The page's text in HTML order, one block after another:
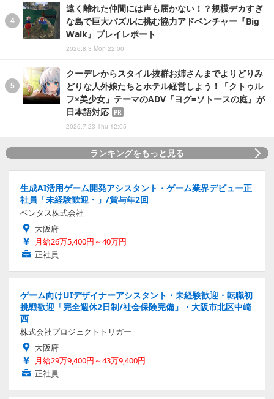
遠く離れた仲間には声も届かない！？規模デカすぎ
な島で巨大パズルに挑む協力アドベンチャー『Big
Walk』プレイレポート
2026.8.3 Mon 22:00
クーデレからスタイル抜群お姉さんまでよりどりみ
どりな人外娘たちとホテル経営しよう！「クトゥル
フ×美少女」テーマのADV『ヨグ=ソトースの庭』が
日本語対応
PR
2026.7.23 Thu 12:05
ランキングをもっと見る
生成AI活用ゲーム開発アシスタント・ゲーム業界デビュー正
社員「未経験歓迎・」/賞与年2回
ベンタス株式会社
大阪府
月給26万5,400円～40万円
正社員
ゲーム向けUIデザイナーアシスタント・未経験歓迎・転職初
挑戦歓迎「完全週休2日制/社会保険完備」・大阪市北区中崎
西
株式会社プロジェクトトリガー
大阪府
月給29万9,400円～43万9,400円
正社員